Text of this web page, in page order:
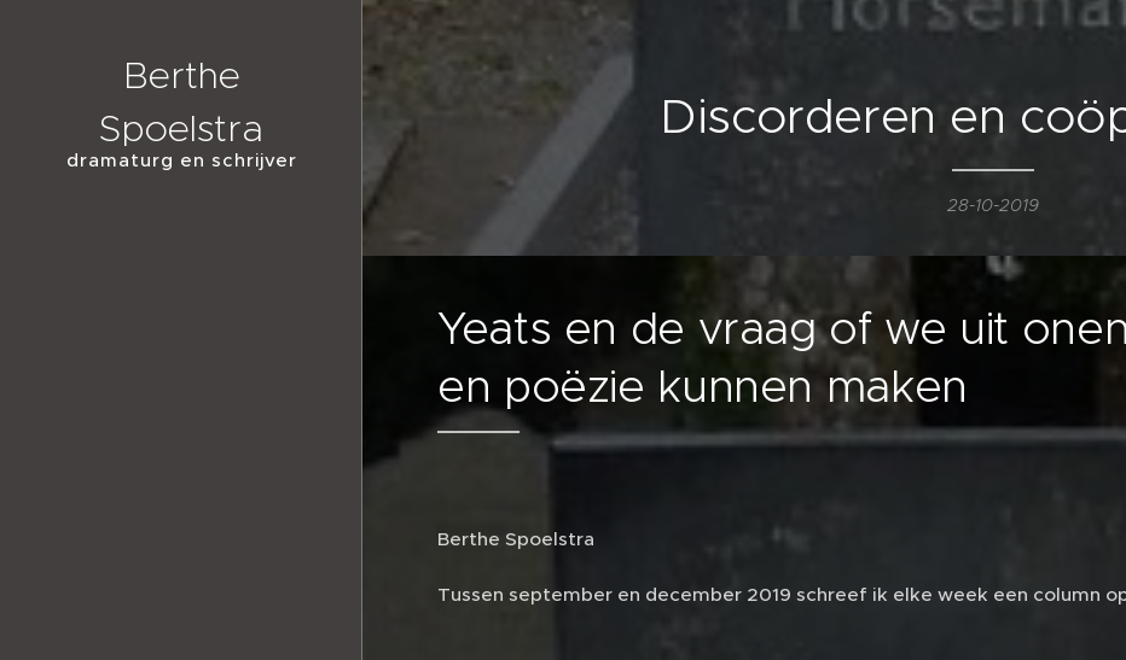
Berthe
Spoelstra
dramaturg en schrijver
Discorderen en
28-10-2019
Yeats en de vraag of we uit
en poëzie kunnen maken
Berthe Spoelstra
Tussen september en december 2019 schreef ik elke week een column